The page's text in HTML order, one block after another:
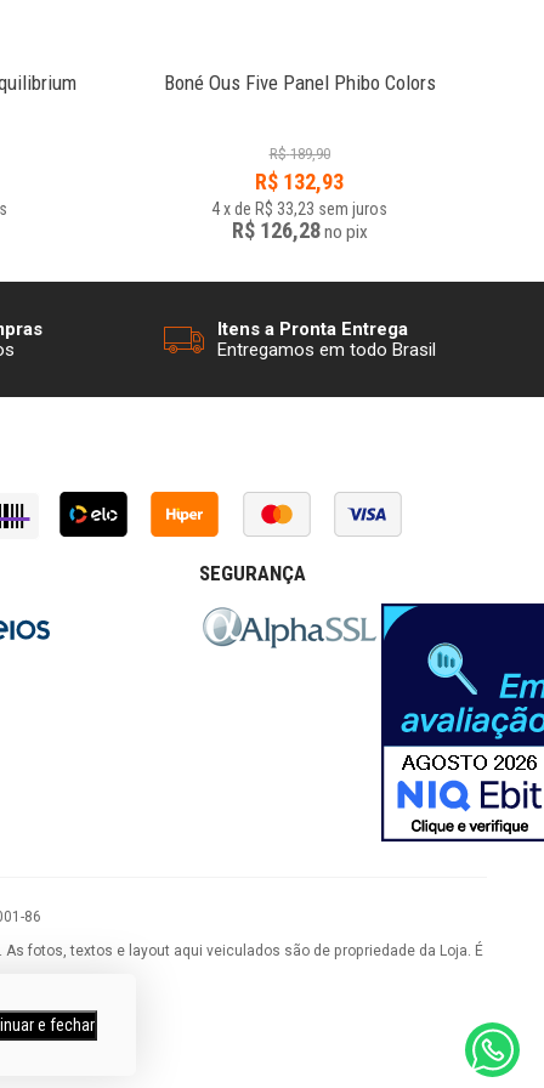
Boné Ous Five Panel Phibo Colors
R$ 189,90
R$ 132,93
4xde R$ 33,23 sem juros
R$ 126,28no pix
Itens a Pronta Entrega
Entregamos em todo Brasil
SEGURANÇA
86
fotos, textos e layout aqui veiculados são de propriedade da Loja. É
e fechar